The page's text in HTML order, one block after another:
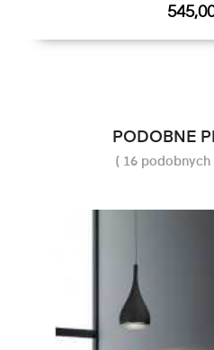
Cena
PODOBNE
( 16